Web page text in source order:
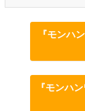
『モンハ
『モンハ